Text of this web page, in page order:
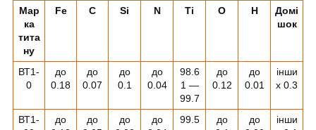
Мар
ка
тита
ну
Fe C Si N Ti O H
Домі
шок
ВТ1-
0
до
0.18
до
0.07
до
0.1
до
0.04
98.6
1 ―
99.7
до
0.12
до
0.01
інши
х 0.3
ВТ1-
до
до
до
до
99.5
до
до
інши